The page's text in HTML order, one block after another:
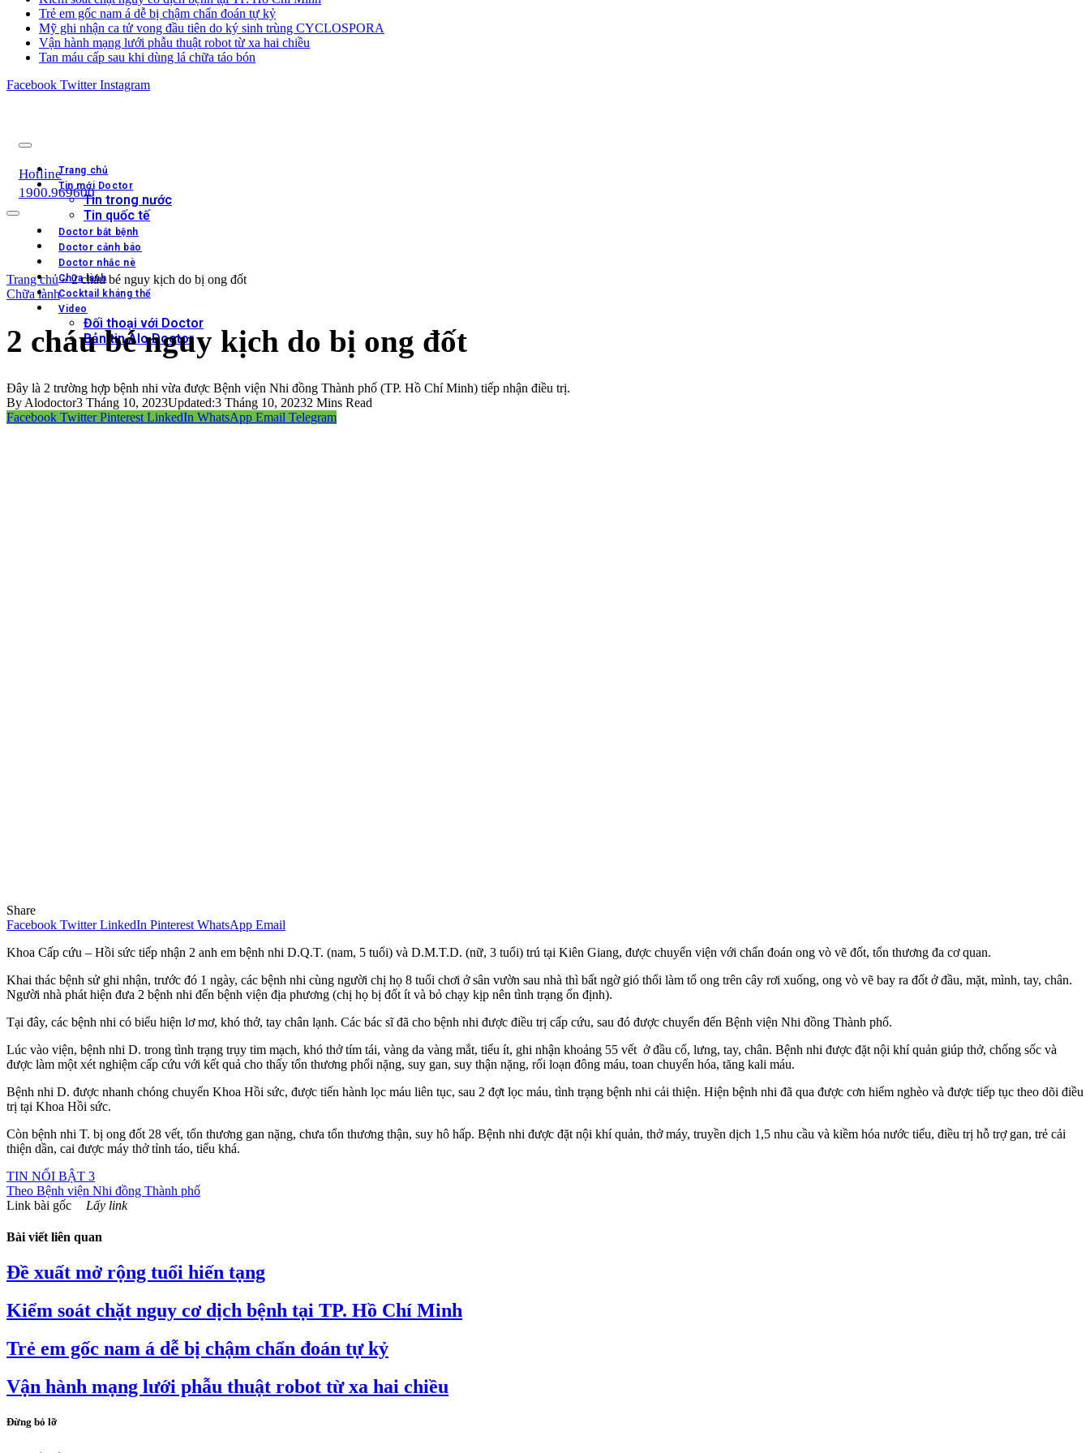
Trẻ em gốc nam á dễ bị chậm chẩn đoán tự kỷ
Mỹ ghi nhận ca tử vong đầu tiên do ký sinh trùng CYCLOSPORA
Vận hành mạng lưới phẫu thuật robot từ xa hai chiều
Tan máu cấp sau khi dùng lá chữa táo bón
Facebook Twitter Instagram
Trang chủ
Tin mới Doctor
Tin trong nước
Tin quốc tế
Doctor bắt bệnh
Doctor cảnh báo
Doctor nhắc nè
Chữa lành
Cocktail kháng thể
Video
Đối thoại với Doctor
Bản tin Alo Doctor
Hotline
1900.969600
Trang chủ»2 cháu bé nguy kịch do bị ong đốt
Chữa lành
2 cháu bé nguy kịch do bị ong đốt
Đây là 2 trường hợp bệnh nhi vừa được Bệnh viện Nhi đồng Thành phố (TP. Hồ Chí Minh) tiếp nhận điều trị.
By Alodoctor3 Tháng 10, 2023Updated:3 Tháng 10, 20232 Mins Read
Facebook Twitter Pinterest LinkedIn WhatsApp Email Telegram
Share
Facebook Twitter LinkedIn Pinterest WhatsApp Email
Khoa Cấp cứu – Hồi sức tiếp nhận 2 anh em bệnh nhi D.Q.T. (nam, 5 tuổi) và D.M.T.D. (nữ, 3 tuổi) trú tại Kiên Giang, được chuyển viện với chẩn đoán ong vò vẽ đốt, tổn thương đa cơ quan.
Khai thác bệnh sử ghi nhận, trước đó 1 ngày, các bệnh nhi cùng người chị họ 8 tuổi chơi ở sân vườn sau nhà thì bất ngờ gió thổi làm tổ ong trên cây rơi xuống, ong vò vẽ bay ra đốt ở đầu, mặt, mình, tay, chân.
Người nhà phát hiện đưa 2 bệnh nhi đến bệnh viện địa phương (chị họ bị đốt ít và bỏ chạy kịp nên tình trạng ổn định).
Tại đây, các bệnh nhi có biểu hiện lơ mơ, khó thở, tay chân lạnh. Các bác sĩ đã cho bệnh nhi được điều trị cấp cứu, sau đó được chuyển đến Bệnh viện Nhi đồng Thành phố.
Lúc vào viện, bệnh nhi D. trong tình trạng trụy tim mạch, khó thở tím tái, vàng da vàng mắt, tiểu ít, ghi nhận khoảng 55 vết ở đầu cổ, lưng, tay, chân. Bệnh nhi được đặt nội khí quản giúp thở, chống sốc và
được làm một xét nghiệm cấp cứu với kết quả cho thấy tổn thương phổi nặng, suy gan, suy thận nặng, rối loạn đông máu, toan chuyển hóa, tăng kali máu.
Bệnh nhi D. được nhanh chóng chuyển Khoa Hồi sức, được tiến hành lọc máu liên tục, sau 2 đợt lọc máu, tình trạng bệnh nhi cải thiện. Hiện bệnh nhi đã qua được cơn hiểm nghèo và được tiếp tục theo dõi điều
trị tại Khoa Hồi sức.
Còn bệnh nhi T. bị ong đốt 28 vết, tổn thương gan nặng, chưa tổn thương thận, suy hô hấp. Bệnh nhi được đặt nội khí quản, thở máy, truyền dịch 1,5 nhu cầu và kiềm hóa nước tiểu, điều trị hỗ trợ gan, trẻ cải
thiện dần, cai được máy thở tỉnh táo, tiểu khá.
TIN NỔI BẬT 3
Theo Bệnh viện Nhi đồng Thành phố
Link bài gốc
Lấy link
Bài viết liên quan
Đề xuất mở rộng tuổi hiến tạng
Kiểm soát chặt nguy cơ dịch bệnh tại TP. Hồ Chí Minh
Trẻ em gốc nam á dễ bị chậm chẩn đoán tự kỷ
Vận hành mạng lưới phẫu thuật robot từ xa hai chiều
Đừng bỏ lỡ